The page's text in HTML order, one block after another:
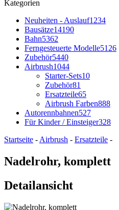
Kategorien
Neuheiten - Auslauf1234
Bausätze14190
Bahn5362
Ferngesteuerte Modelle5126
Zubehör5440
Airbrush1044
Starter-Sets10
Zubehör81
Ersatzteile65
Airbrush Farben888
Autorennbahnen527
Für Kinder / Einsteiger328
Startseite - Airbrush - Ersatzteile -
Nadelrohr, komplett
Detailansicht